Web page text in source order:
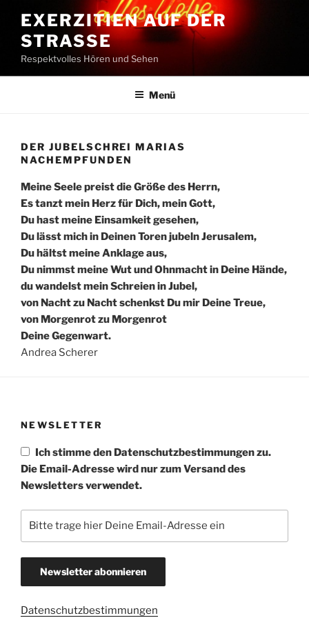
Inhalt
springen
EXERZITIEN AUF DER
STRASSE
Respektvolles Hören und Sehen
Menü
DER JUBELSCHREI MARIAS
NACHEMPFUNDEN
Meine Seele preist die Größe des Herrn,
Es tanzt mein Herz für Dich, mein Gott,
Du hast meine Einsamkeit gesehen,
Du lässt mich in Deinen Toren jubeln Jerusalem,
Du hältst meine Anklage aus,
Du nimmst meine Wut und Ohnmacht in Deine Hände,
du wandelst mein Schreien in Jubel,
von Nacht zu Nacht schenkst Du mir Deine Treue,
von Morgenrot zu Morgenrot
Deine Gegenwart.
Andrea Scherer
NEWSLETTER
Ich stimme den Datenschutzbestimmungen zu.
Die Email-Adresse wird nur zum Versand des
Newsletters verwendet.
Datenschutzbestimmungen